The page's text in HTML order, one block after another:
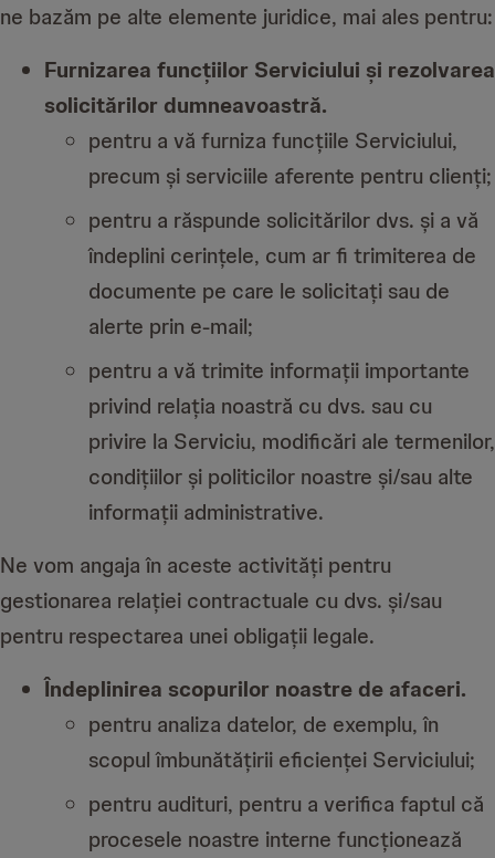
ne bazăm pe alte elemente juridice, mai ales pentru:
Furnizarea funcțiilor Serviciului și rezolvarea
solicitărilor dumneavoastră.
pentru a vă furniza funcțiile Serviciului,
precum și serviciile aferente pentru clienți;
pentru a răspunde solicitărilor dvs. și a vă
îndeplini cerințele, cum ar fi trimiterea de
documente pe care le solicitați sau de
alerte prin e-mail;
pentru a vă trimite informații importante
privind relația noastră cu dvs. sau cu
privire la Serviciu, modificări ale termenilor,
condițiilor și politicilor noastre și/sau alte
informații administrative.
Ne vom angaja în aceste activități pentru
gestionarea relației contractuale cu dvs. și/sau
pentru respectarea unei obligații legale.
Îndeplinirea scopurilor noastre de afaceri.
pentru analiza datelor, de exemplu, în
scopul îmbunătățirii eficienței Serviciului;
pentru audituri, pentru a verifica faptul că
procesele noastre interne funcționează